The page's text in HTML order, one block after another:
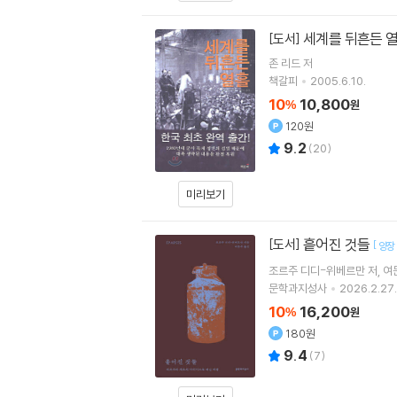
미리보기
[도서] 세계를 뒤흔든
존 리드 저
책갈피
2005.6.10.
10% 10,800원
120원
9.2 (20)
[도서] 흩어진 것들 [ 양장
조르주 디디-위베르만저 여
문학과지성사
2026.2.27.
10% 16,200원
180원
9.4 (7)